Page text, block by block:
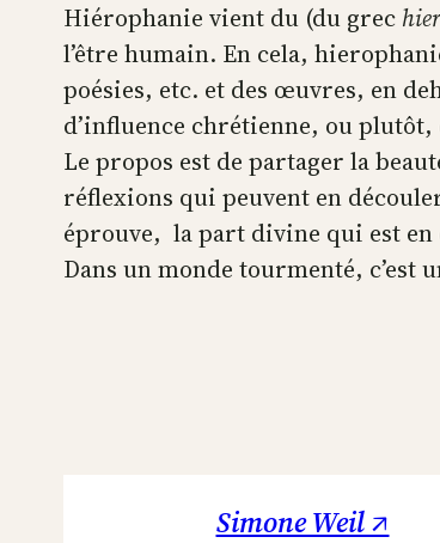
Hiérophanie vient du (du grec
l’être humain. En cela,
poésies, etc. et des œuvres, en
d’influence chrétienne, ou
Le propos est de partager la
réflexions qui peuvent en
éprouve, la part divine qui est en
Dans un monde tourmenté,
Simone Weil ↗